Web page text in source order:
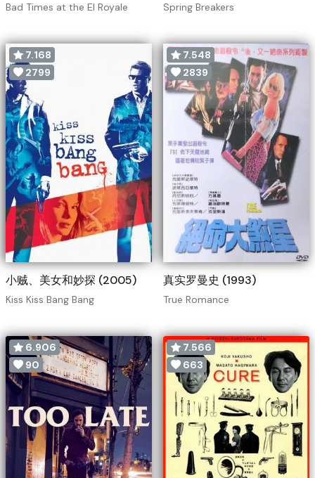
Bad Times at the El Royale Spring Breakers
7.168
2799
小贼、美女和妙探 (2005)
Kiss Kiss Bang Bang
7.548
2839
真实罗曼史 (1993)
True Romance
6.906
90
7.566
663